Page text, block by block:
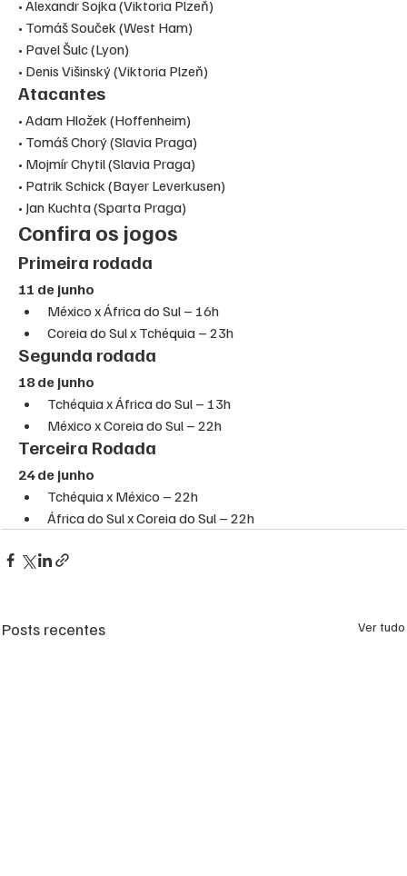
• Alexandr Sojka (Viktoria Plzeň)
• Tomáš Souček (West Ham)
• Pavel Šulc (Lyon)
• Denis Višinský (Viktoria Plzeň)
Atacantes
• Adam Hložek (Hoffenheim)
• Tomáš Chorý (Slavia Praga)
• Mojmír Chytil (Slavia Praga)
• Patrik Schick (Bayer Leverkusen)
• Jan Kuchta (Sparta Praga)
Confira os jogos
Primeira rodada
11 de junho
México x África do Sul – 16h
Coreia do Sul x Tchéquia – 23h
Segunda rodada
18 de junho
Tchéquia x África do Sul – 13h
México x Coreia do Sul – 22h
Terceira Rodada
24 de junho
Tchéquia x México – 22h
África do Sul x Coreia do Sul – 22h
Posts recentes Ver tudo